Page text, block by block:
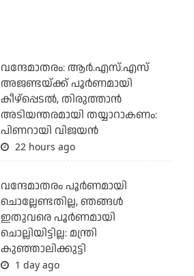
വന്ദേമാതരം: ആര്‍.എസ്.എസ്
അജണ്ടയ്ക്ക് പൂര്‍ണമായി
കീഴ്‌പ്പെടല്‍, തിരുത്താന്‍
അടിയന്തരമായി തയ്യാറാകണം:
പിണറായി വിജയന്‍
22 hours ago
വന്ദേമാതരം പൂര്‍ണമായി
ചൊല്ലേണ്ടതില്ല, ഞങ്ങള്‍
ഇതുവരെ പൂര്‍ണമായി
ചൊല്ലിയിട്ടില്ല: മന്ത്രി
കുഞ്ഞാലിക്കുട്ടി
1 day ago